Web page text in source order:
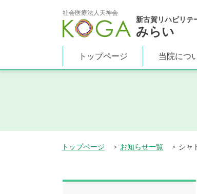
社会医療法人天神会
新古賀リハビリテ
みらい
トップページ 当院につ
トップページ お知らせ一覧 シャ